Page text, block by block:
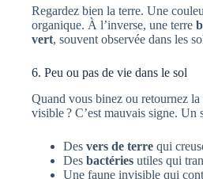
Regardez bien la terre. Une
organique. À l’inverse, une terre
vert, souvent observée dans les
6. Peu ou pas de vie dans le sol
Quand vous binez ou retournez
visible ? C’est mauvais signe.
Des vers de terre qui
Des bactéries utiles qui
Une faune invisible qui